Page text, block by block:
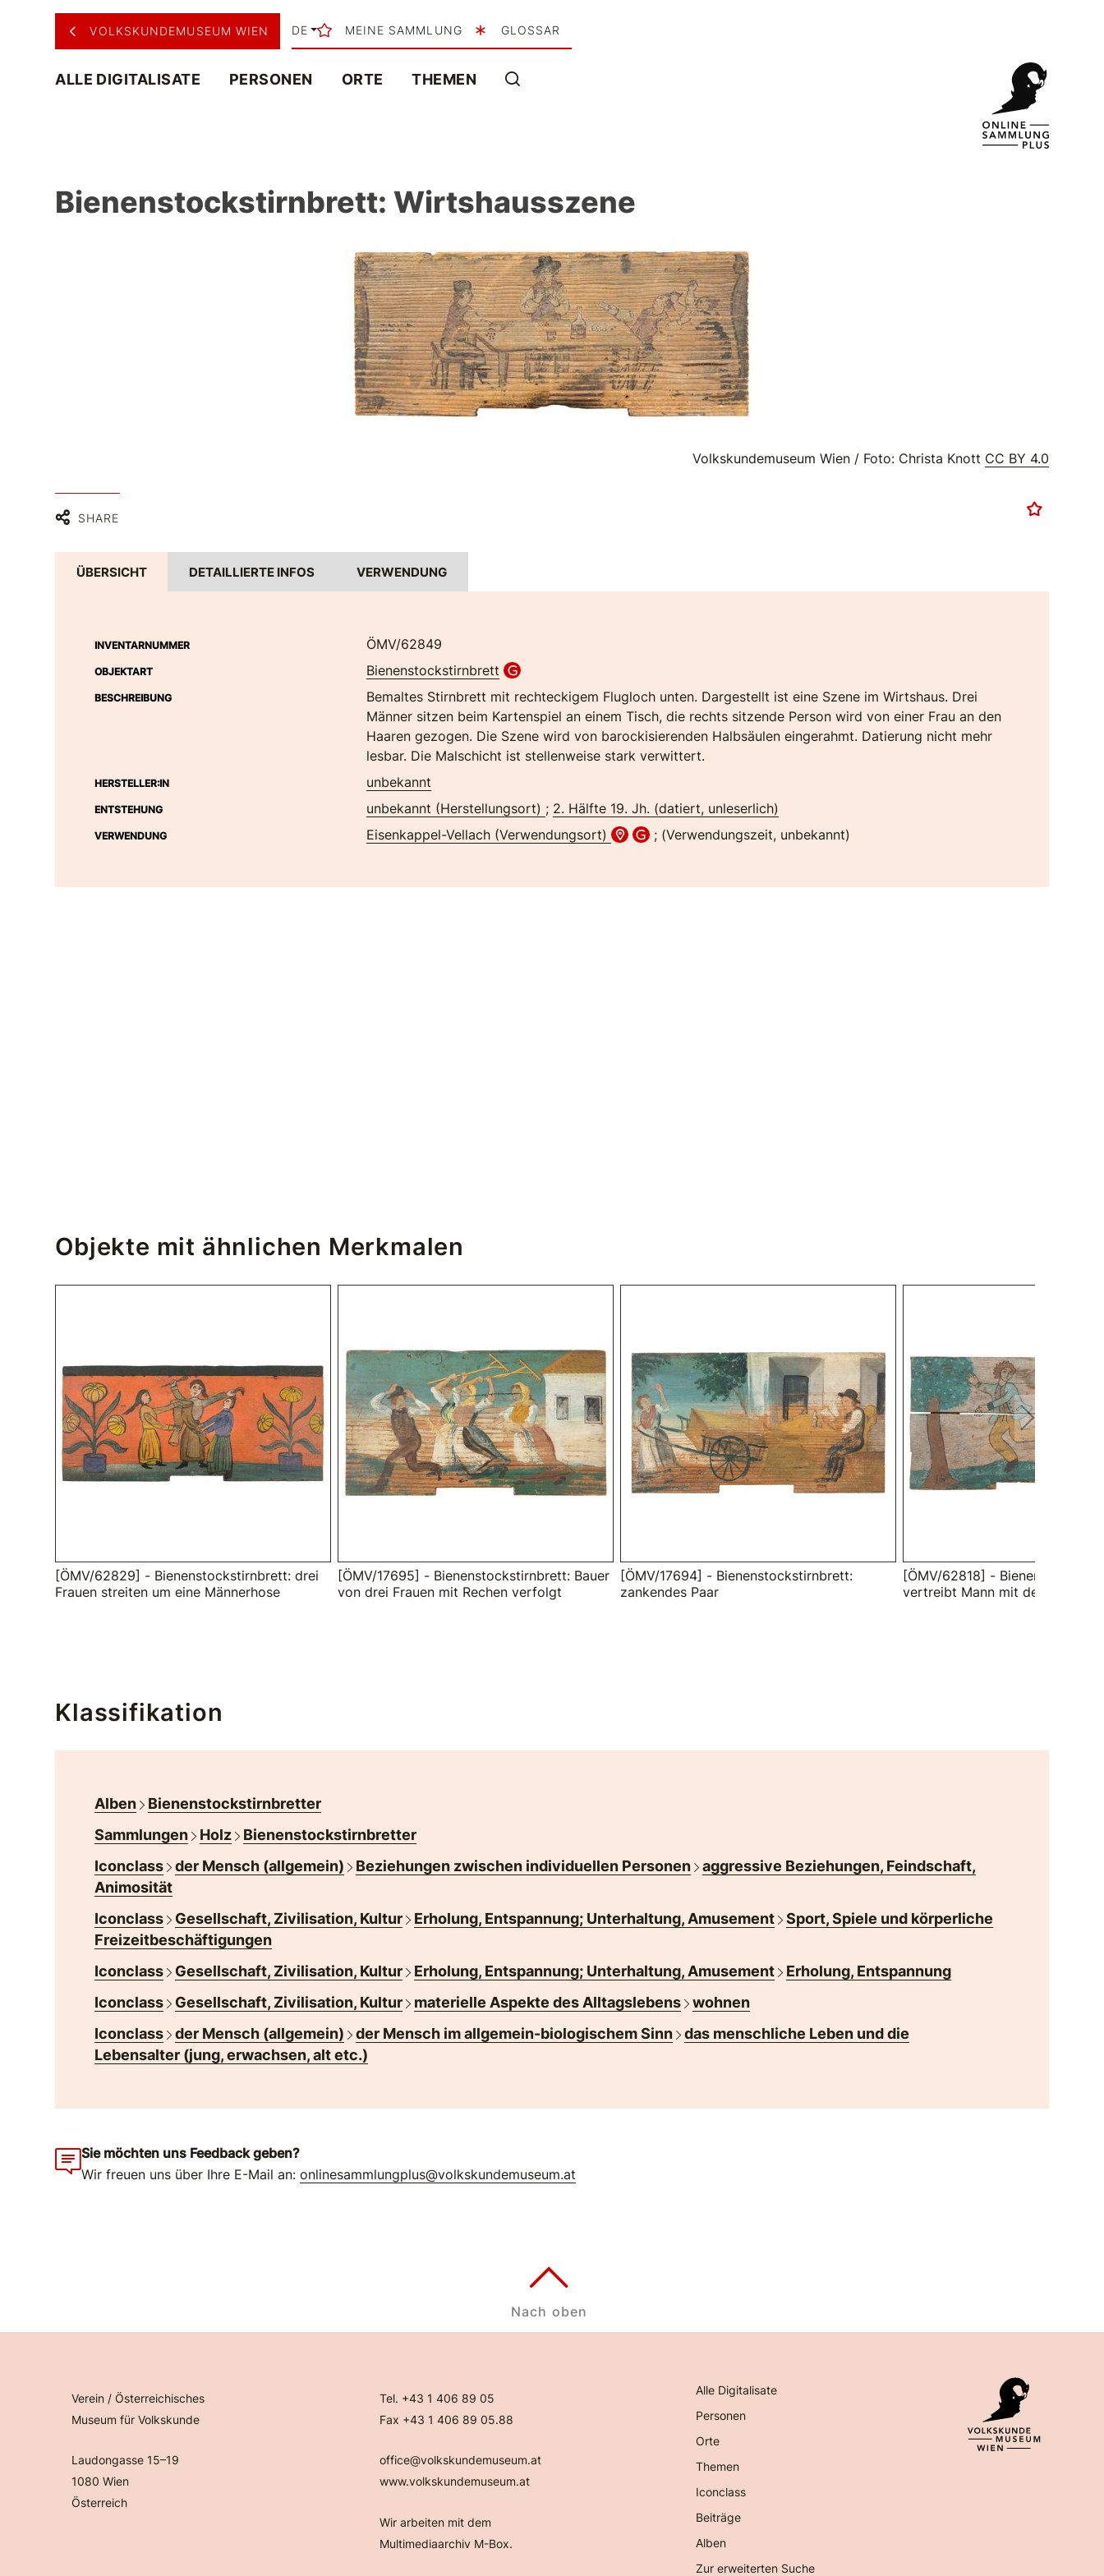
VOLKSKUNDEMUSEUM WIEN DE MEINE SAMMLUNG GLOSSAR
ALLE DIGITALISATE PERSONEN ORTE THEMEN
Bienenstockstirnbrett: Wirtshausszene
Volkskundemuseum Wien / Foto: Christa Knott CC BY 4.0
SHARE
ÜBERSICHT DETAILLIERTE INFOS VERWENDUNG
INVENTARNUMMER ÖMV/62849
OBJEKTART Bienenstockstirnbrett
BESCHREIBUNG
Bemaltes Stirnbrett mit rechteckigem Flugloch unten. Dargestellt ist eine Szene im Wirtshaus. Drei
Männer sitzen beim Kartenspiel an einem Tisch, die rechts sitzende Person wird von einer Frau an den
Haaren gezogen. Die Szene wird von barockisierenden Halbsäulen eingerahmt. Datierung nicht mehr
lesbar. Die Malschicht ist stellenweise stark verwittert.
HERSTELLER:IN unbekannt
ENTSTEHUNG unbekannt (Herstellungsort) ; 2. Hälfte 19. Jh. (datiert, unleserlich)
VERWENDUNG Eisenkappel-Vellach (Verwendungsort) ; (Verwendungszeit, unbekannt)
Objekte mit ähnlichen Merkmalen
[ÖMV/62829] - Bienenstockstirnbrett: drei
Frauen streiten um eine Männerhose
[ÖMV/17695] - Bienenstockstirnbrett: Bauer
von drei Frauen mit Rechen verfolgt
[ÖMV/17694] - Bienenstockstirnbrett:
zankendes Paar
[ÖMV/62818] -
vertreibt Mann mit dem Besen
Klassifikation
Alben
Bienenstockstirnbretter
Sammlungen
Holz
Bienenstockstirnbretter
Iconclass
der Mensch (allgemein) Beziehungen zwischen individuellen Personen
aggressive Beziehungen, Feindschaft,
Animosität
Iconclass
Gesellschaft, Zivilisation, Kultur Erholung, Entspannung; Unterhaltung, Amusement
Sport, Spiele und körperliche
Freizeitbeschäftigungen
Iconclass
Gesellschaft, Zivilisation, Kultur Erholung, Entspannung; Unterhaltung, Amusement
Erholung, Entspannung
Iconclass
Gesellschaft, Zivilisation, Kultur materielle Aspekte des Alltagslebens
wohnen
Iconclass
der Mensch (allgemein) der Mensch im allgemein-biologischem Sinn
das menschliche Leben und die
Lebensalter (jung, erwachsen, alt etc.)
Sie möchten uns Feedback geben?
Wir freuen uns über Ihre E-Mail an:onlinesammlungplus@volkskundemuseum.at
Verein / Österreichisches
Museum für Volkskunde
Laudongasse 15–19
1080 Wien
Österreich
Tel. +43 1 406 89 05
Fax +43 1 406 89 05.88
office@volkskundemuseum.at
www.volkskundemuseum.at
Wir arbeiten mit dem
Multimediaarchiv M-Box.
Alle Digitalisate
Personen
Orte
Themen
Iconclass
Beiträge
Alben
Zur erweiterten Suche
Nach oben